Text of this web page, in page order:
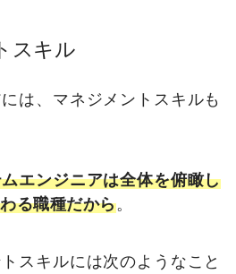
スキル
は、マネジメントスキルも
エンジニアは全体を俯瞰し
る職種だから。
スキルには次のようなこと